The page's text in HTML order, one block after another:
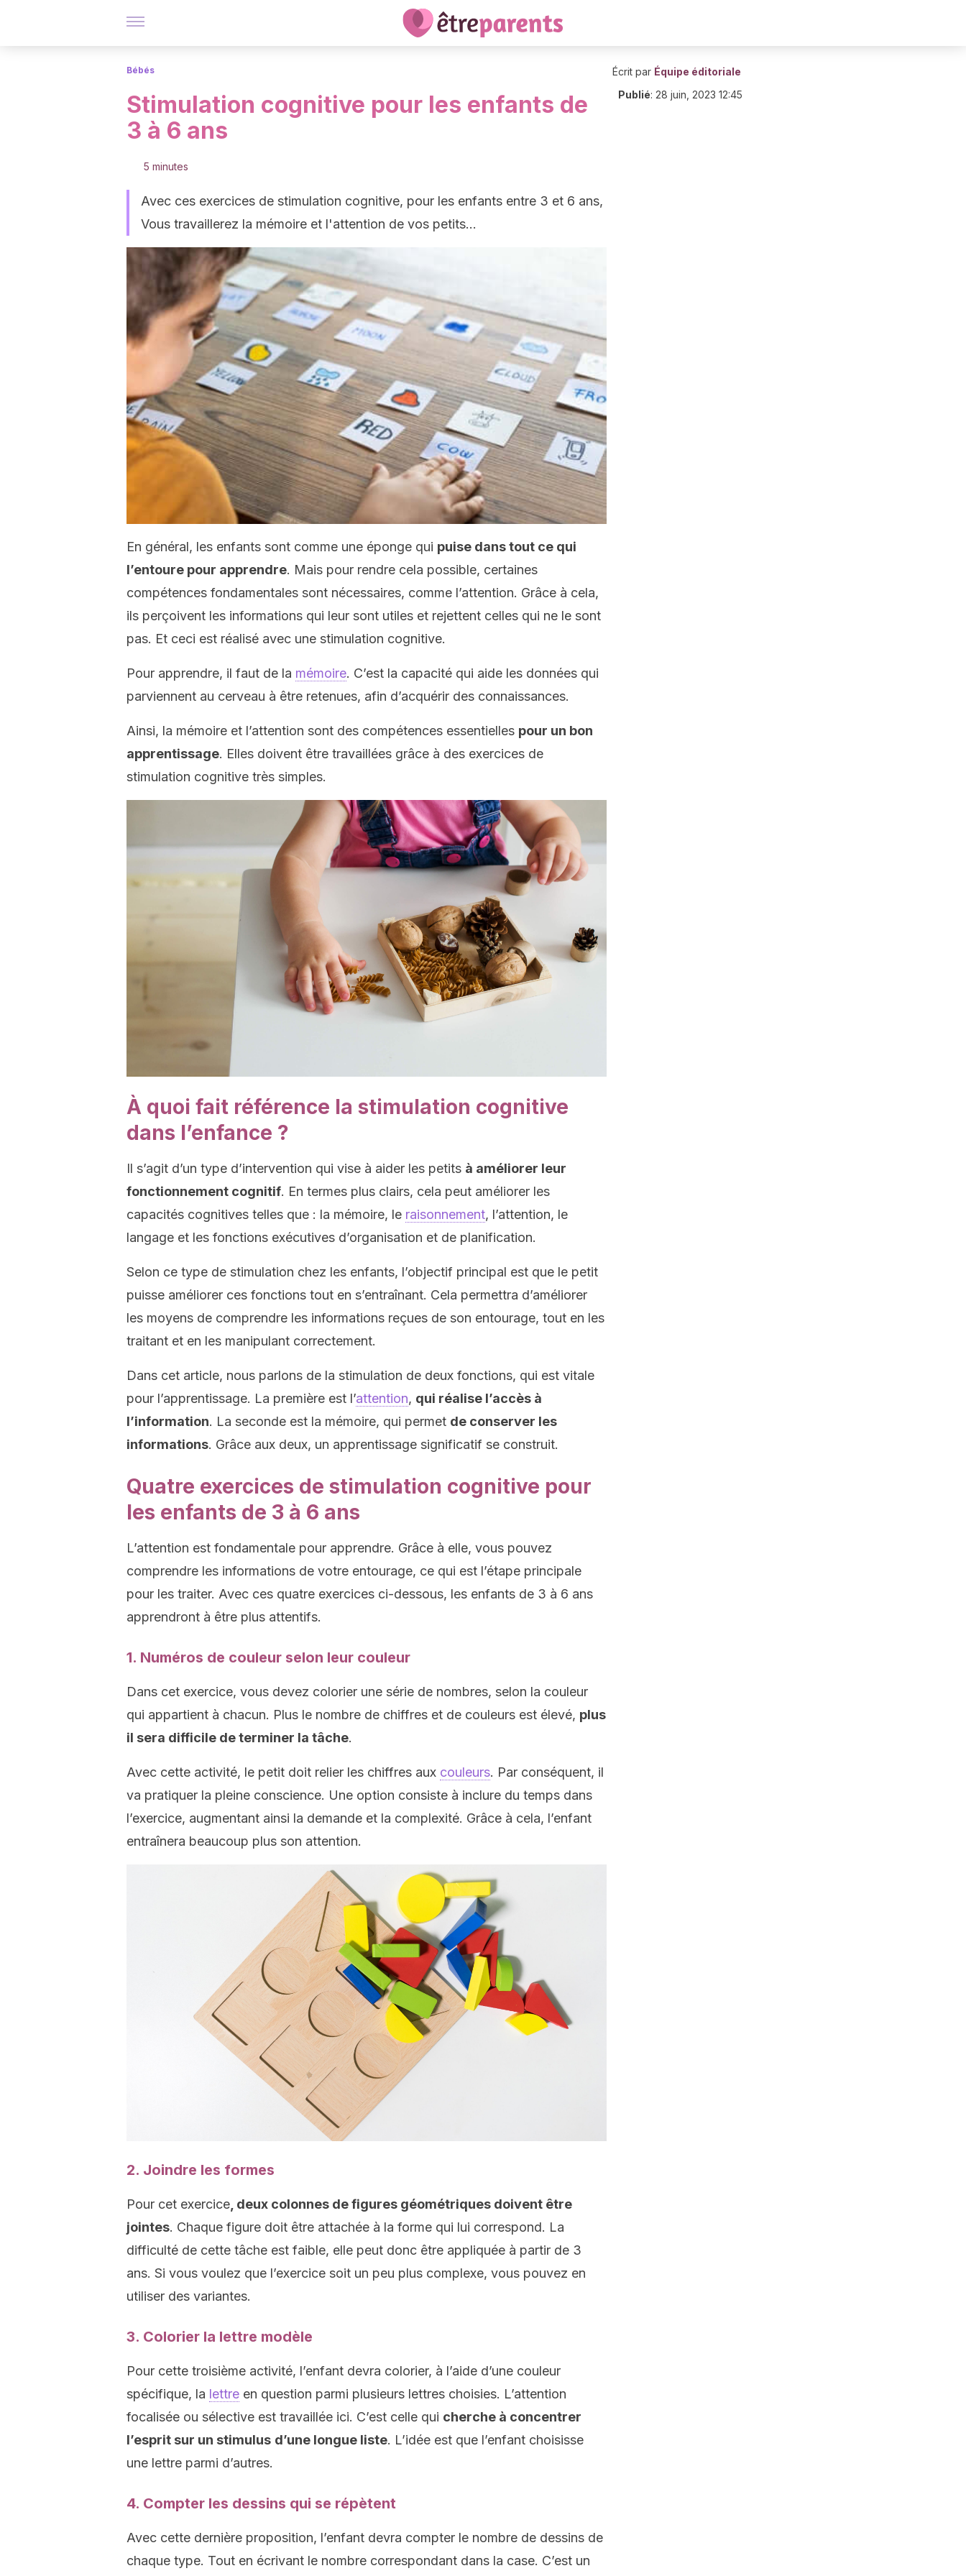
Bébés
Stimulation cognitive pour les enfants de
3 à 6 ans
5 minutes
Avec ces exercices de stimulation cognitive, pour les enfants entre 3 et 6 ans,
Vous travaillerez la mémoire et l'attention de vos petits...
En général, les enfants sont comme une éponge qui puise dans tout ce qui
l’entoure pour apprendre. Mais pour rendre cela possible, certaines
compétences fondamentales sont nécessaires, comme l’attention. Grâce à cela,
ils perçoivent les informations qui leur sont utiles et rejettent celles qui ne le sont
pas. Et ceci est réalisé avec une stimulation cognitive.
Pour apprendre, il faut de la mémoire. C’est la capacité qui aide les données qui
parviennent au cerveau à être retenues, afin d’acquérir des connaissances.
Ainsi, la mémoire et l’attention sont des compétences essentielles pour un bon
apprentissage. Elles doivent être travaillées grâce à des exercices de
stimulation cognitive très simples.
À quoi fait référence la stimulation cognitive
dans l’enfance ?
Il s’agit d’un type d’intervention qui vise à aider les petits à améliorer leur
fonctionnement cognitif. En termes plus clairs, cela peut améliorer les
capacités cognitives telles que : la mémoire, le raisonnement, l’attention, le
langage et les fonctions exécutives d’organisation et de planification.
Selon ce type de stimulation chez les enfants, l’objectif principal est que le petit
puisse améliorer ces fonctions tout en s’entraînant. Cela permettra d’améliorer
les moyens de comprendre les informations reçues de son entourage, tout en les
traitant et en les manipulant correctement.
Dans cet article, nous parlons de la stimulation de deux fonctions, qui est vitale
pour l’apprentissage. La première est l’attention, qui réalise l’accès à
l’information. La seconde est la mémoire, qui permet de conserver les
informations. Grâce aux deux, un apprentissage significatif se construit.
Quatre exercices de stimulation cognitive pour
les enfants de 3 à 6 ans
L’attention est fondamentale pour apprendre. Grâce à elle, vous pouvez
comprendre les informations de votre entourage, ce qui est l’étape principale
pour les traiter. Avec ces quatre exercices ci-dessous, les enfants de 3 à 6 ans
apprendront à être plus attentifs.
1. Numéros de couleur selon leur couleur
Dans cet exercice, vous devez colorier une série de nombres, selon la couleur
qui appartient à chacun. Plus le nombre de chiffres et de couleurs est élevé, plus
il sera difficile de terminer la tâche.
Avec cette activité, le petit doit relier les chiffres aux couleurs. Par conséquent, il
va pratiquer la pleine conscience. Une option consiste à inclure du temps dans
l’exercice, augmentant ainsi la demande et la complexité. Grâce à cela, l’enfant
entraînera beaucoup plus son attention.
2. Joindre les formes
Pour cet exercice , deux colonnes de figures géométriques doivent être
jointes. Chaque figure doit être attachée à la forme qui lui correspond. La
difficulté de cette tâche est faible, elle peut donc être appliquée à partir de 3
ans. Si vous voulez que l’exercice soit un peu plus complexe, vous pouvez en
utiliser des variantes.
3. Colorier la lettre modèle
Pour cette troisième activité, l’enfant devra colorier, à l’aide d’une couleur
spécifique, la lettre en question parmi plusieurs lettres choisies. L’attention
focalisée ou sélective est travaillée ici. C’est celle qui cherche à concentrer
l’esprit sur un stimulus d’une longue liste. L’idée est que l’enfant choisisse
une lettre parmi d’autres.
4. Compter les dessins qui se répètent
Avec cette dernière proposition, l’enfant devra compter le nombre de dessins de
chaque type. Tout en écrivant le nombre correspondant dans la case. C’est un
Écrit par Équipe éditoriale
Publié: 28 juin, 2023 12:45